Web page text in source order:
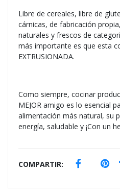
Libre de cereales, libre de
cárnicas, de fabricación
naturales y frescos de
más importante es que esta
EXTRUSIONADA.
Como siempre, cocinar
MEJOR amigo es lo esencial
alimentación más natural, su
energía, saludable y ¡Con un
COMPARTIR: